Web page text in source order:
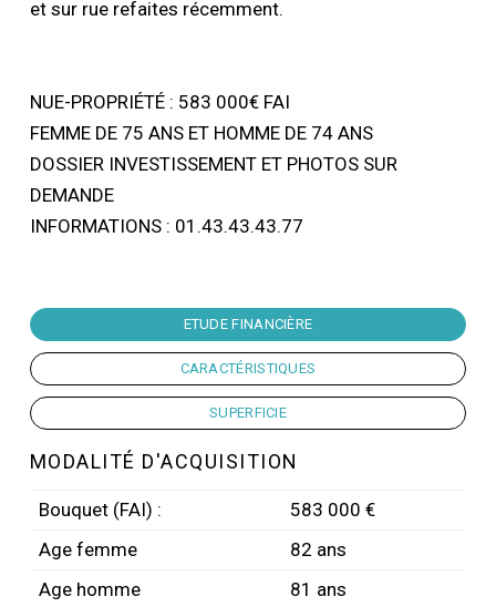
et sur rue refaites récemment.
NUE-PROPRIÉTÉ : 583 000€ FAI
FEMME DE 75 ANS ET HOMME DE 74 ANS
DOSSIER INVESTISSEMENT ET PHOTOS SUR
DEMANDE
INFORMATIONS : 01.43.43.43.77
ETUDE FINANCIÈRE
CARACTÉRISTIQUES
SUPERFICIE
MODALITÉ D'ACQUISITION
Bouquet (FAI) :
583 000 €
Age femme
82 ans
Age homme
81 ans